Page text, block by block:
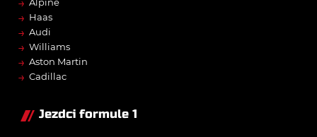
→ Haas
→ Audi
→ Williams
→ Aston Martin
→ Cadillac
Jezdci formule 1